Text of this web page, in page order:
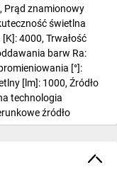
Prąd znamionowy
świetlna
4000, Trwałość
barw Ra:
[°]:
[lm]: 1000, Źródło
technologia
źródło
niezasilane napięciem
nie, Źródło światła